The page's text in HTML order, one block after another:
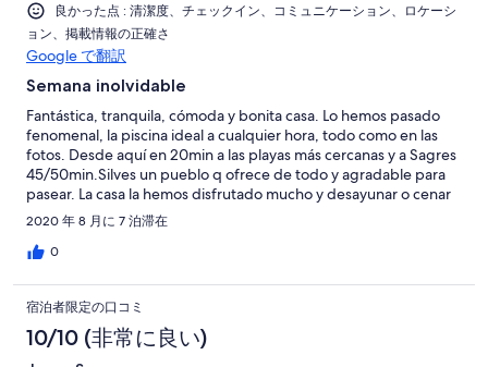
良かった点 : 清潔度、チェックイン、コミュニケーション、ロケーシ
ョン、掲載情報の正確さ
Google で翻訳
Semana inolvidable
Fantástica, tranquila, cómoda y bonita casa. Lo hemos pasado
fenomenal, la piscina ideal a cualquier hora, todo como en las
fotos. Desde aquí en 20min a las playas más cercanas y a Sagres
45/50min.Silves un pueblo q ofrece de todo y agradable para
pasear. La casa la hemos disfrutado mucho y desayunar o cenar
en el porche una maravilla.
2020 年 8 月に 7 泊滞在
0
宿泊者限定の口コミ
10/10 (非常に良い)